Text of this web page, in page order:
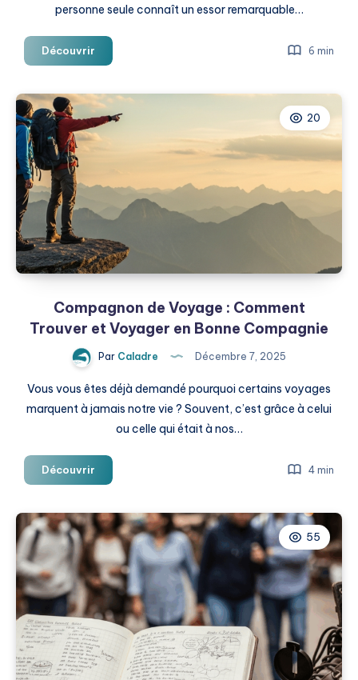
personne seule connaît un essor remarquable…
Découvrir
en
pour
Personne
l’Aventure
Être
Isolé
6 min
20
Compagnon de Voyage : Comment
Trouver et Voyager en Bonne Compagnie
Par Caladre Décembre 7, 2025
Vous vous êtes déjà demandé pourquoi certains voyages
marquent à jamais notre vie ? Souvent, c’est grâce à celui
ou celle qui était à nos…
Découvrir
de
:
Comment
Trouver
et
Voyager
en
Bonne
Compagnie
4 min
55